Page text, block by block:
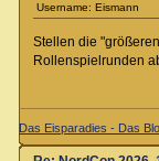
Username: Eismann
Stellen die
Rollenspielrunden
Das Eisparadies - Das